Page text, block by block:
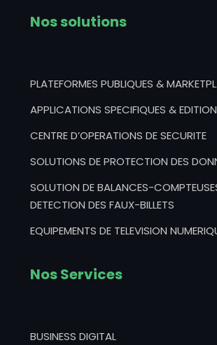
Nos solutions
PLATEFORMES PUBLIQUES &
APPLICATIONS SPECIFIQUES &
CENTRE D’OPERATIONS DE SECURITE
SOLUTIONS DE PROTECTION DES
SOLUTION DE BALANCES-
DETECTION DES FAUX-BILLETS
EQUIPEMENTS DE TELEVISION
Nos Services
BUSINESS DIGITAL